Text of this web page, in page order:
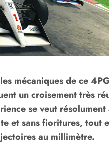
mécaniques de ce
un croisement très
se veut
et sans fioritures, tout
au millimètre.